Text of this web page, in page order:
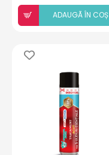
ADAUGÃ ÎN COȘ